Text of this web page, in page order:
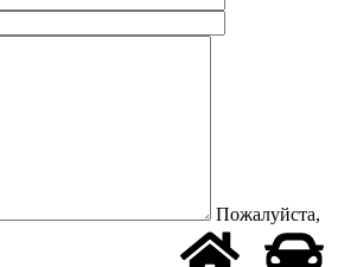
Пожалуйста,